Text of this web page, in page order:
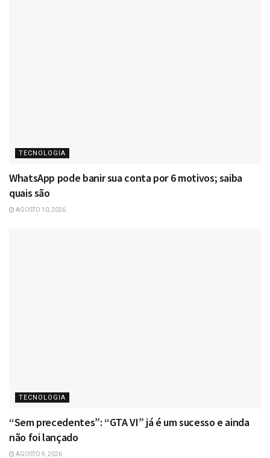
TECNOLOGIA
WhatsApp pode banir sua conta por 6 motivos; saiba
quais são
AGOSTO 10, 2026
TECNOLOGIA
“Sem precedentes”: “GTA VI” já é um sucesso e ainda
não foi lançado
AGOSTO 9, 2026